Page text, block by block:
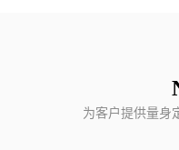
为客户提供量身